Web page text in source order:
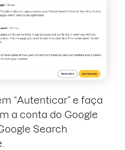
“Autenticar” e faça
a conta do Google
Search